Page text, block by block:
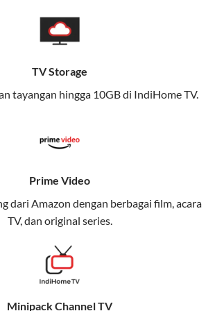
Anda menikmati internet cepat baik
saat bepergian.
One, Anda tidak terikat pada satu
tertentu, sehingga bisa menikmati
One
internet super cepat untuk
dan bekerja dari rumah.
dalam mengelola jaringan dan
keamanan.
TV Storage
tayangan hingga 10GB di IndiHome TV.
Prime Video
dari Amazon dengan berbagai film, acara
TV, dan original series.
Minipack Channel TV